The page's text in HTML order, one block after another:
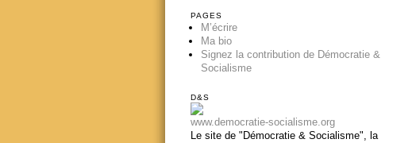
PAGES
M’écrire
Ma bio
Signez la contribution de Démocratie &
Socialisme
D&S
www.democratie-socialisme.org
Le site de "Démocratie & Socialisme", la